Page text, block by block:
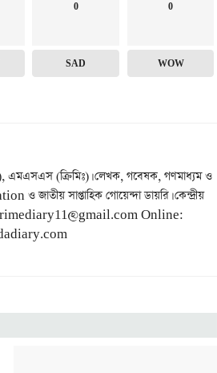
0
SAD
0
WOW
এমএসএস (ক্রিমিঃ)। লেখক, গবেষক, গণমাধ্যম ও
জাতীয় সাপ্তাহিক গোয়েন্দা ডায়রি। কেন্দ্রীয়
crimediary11@gmail.com Online: